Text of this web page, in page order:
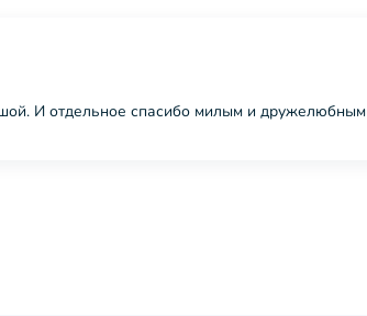
И отдельное спасибо милым и дружелюбным